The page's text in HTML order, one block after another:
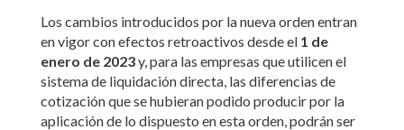
Los cambios introducidos por la nueva orden entran
en vigor con efectos retroactivos desde el 1 de
enero de 2023y, para las empresas que utilicen el
sistema de liquidación directa, las diferencias de
cotización que se hubieran podido producir por la
aplicación de lo dispuesto en esta orden, podrán ser